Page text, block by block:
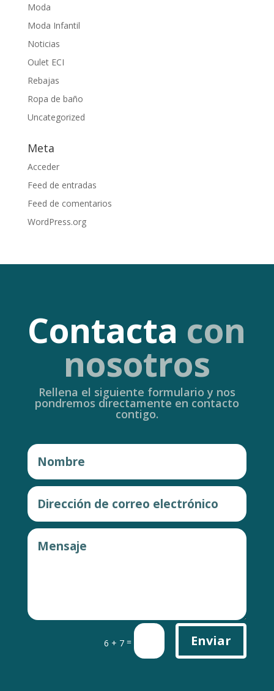
Moda
Moda Infantil
Noticias
Oulet ECI
Rebajas
Ropa de baño
Uncategorized
Meta
Acceder
Feed de entradas
Feed de comentarios
WordPress.org
Contacta con
nosotros
Rellena el siguiente formulario y nos
pondremos directamente en contacto
contigo.
6 + 7 = Enviar